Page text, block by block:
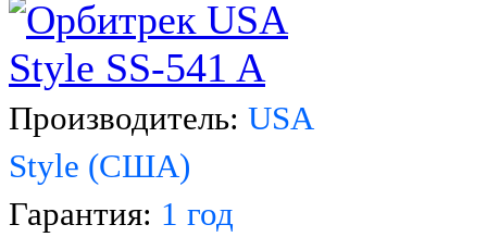
Производитель: USA
Style (США)
Гарантия: 1 год